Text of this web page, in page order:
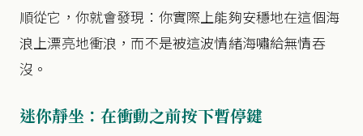
順從它，你就會發現：你實際上能夠安穩地在這個海
浪上漂亮地衝浪，而不是被這波情緒海嘯給無情吞
沒。
迷你靜坐：在衝動之前按下暫停鍵